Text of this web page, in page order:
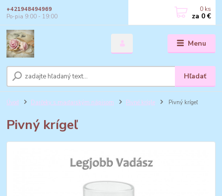
Menu
Hľadať
+421948494969
Po-pia 9:00 - 19:00
0 ks
za 0 €
Úvod Darčeky s maďarským nápisom Pivné krígle Pivný krígeľ
Pivný krígeľ